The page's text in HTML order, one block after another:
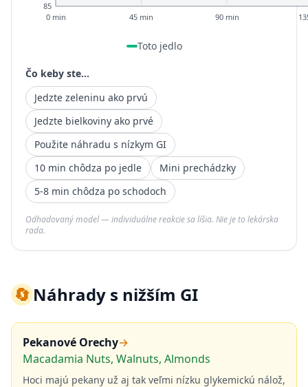
85
0 min 45 min 90 min
Toto jedlo
Čo keby ste...
Jedzte zeleninu ako prvú
Jedzte bielkoviny ako prvé
Použite náhradu s nízkym GI
10 min chôdza po jedle
Mini prechádzky
5-8 min chôdza po schodoch
Odhadovaný model — individuálne reakcie sa líšia. Nie je to lekárska
rada.
🔄Náhrady s nižším GI
Pekanové Orechy→
Macadamia Nuts, Walnuts, Almonds
Hoci majú pekany už aj tak veľmi nízku glykemickú nálož,